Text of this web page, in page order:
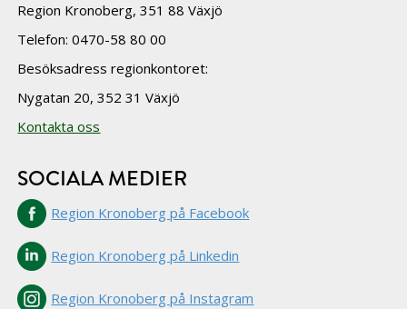
Region Kronoberg, 351 88 Växjö
Telefon: 0470-58 80 00
Besöksadress regionkontoret:
Nygatan 20, 352 31 Växjö
Kontakta oss
SOCIALA MEDIER
Region Kronoberg på Facebook
Region Kronoberg på Linkedin
Region Kronoberg på Instagram